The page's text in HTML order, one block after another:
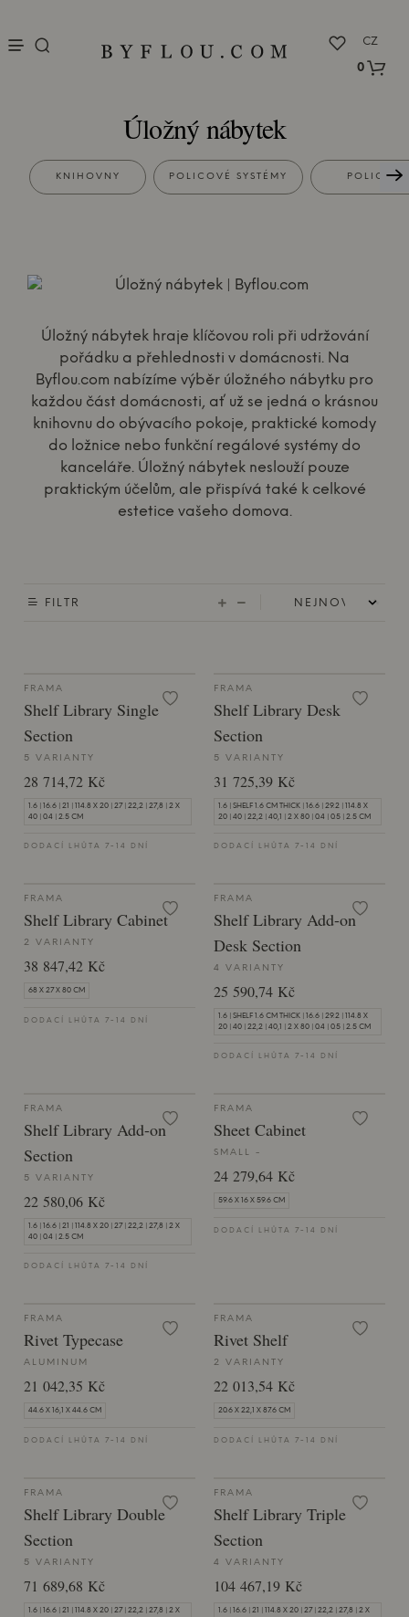
CZ
0
Úložný nábytek
KNIHOVNY POLICOVÉ SYSTÉMY POLICE
Úložný nábytek hraje klíčovou roli při udržování
pořádku a přehlednosti v domácnosti. Na
Byflou.com nabízíme výběr úložného nábytku pro
každou část domácnosti, ať už se jedná o krásnou
knihovnu do obývacího pokoje, praktické komody
do ložnice nebo funkční regálové systémy do
kanceláře. Úložný nábytek neslouží pouze
praktickým účelům, ale přispívá také k celkové
estetice vašeho domova.
FILTR
FRAMA
Shelf Library Single
Section
5 VARIANTY
28 714,72 Kč
1.6 | 16.6 | 21 | 114.8 X 20 | 27 | 22,2 | 27,8 | 2 X
40 | 0.4 | 2.5 CM
DODACÍ LHŮTA 7-14 DNÍ
FRAMA
Shelf Library Desk
Section
5 VARIANTY
31 725,39 Kč
1.6 | SHELF 1.6 CM THICK | 16.6 | 29.2 | 114.8 X
20 | 40 | 22,2 | 40,1 | 2 X 80 | 0.4 | 0.5 | 2.5 CM
DODACÍ LHŮTA 7-14 DNÍ
FRAMA
Shelf Library Cabinet
2 VARIANTY
38 847,42 Kč
68 X 27 X 80 CM
DODACÍ LHŮTA 7-14 DNÍ
FRAMA
Shelf Library Add-on
Desk Section
4 VARIANTY
25 590,74 Kč
1.6 | SHELF 1.6 CM THICK | 16.6 | 29.2 | 114.8 X
20 | 40 | 22,2 | 40,1 | 2 X 80 | 0.4 | 0.5 | 2.5 CM
DODACÍ LHŮTA 7-14 DNÍ
FRAMA
Shelf Library Add-on
Section
5 VARIANTY
22 580,06 Kč
1.6 | 16.6 | 21 | 114.8 X 20 | 27 | 22,2 | 27,8 | 2 X
40 | 0.4 | 2.5 CM
DODACÍ LHŮTA 7-14 DNÍ
FRAMA
Sheet Cabinet
SMALL -
24 279,64 Kč
59.6 X 16 X 59.6 CM
DODACÍ LHŮTA 7-14 DNÍ
FRAMA
Rivet Typecase
ALUMINUM
21 042,35 Kč
44.6 X 16,1 X 44.6 CM
DODACÍ LHŮTA 7-14 DNÍ
FRAMA
Rivet Shelf
2 VARIANTY
22 013,54 Kč
20.6 X 22,1 X 87.6 CM
DODACÍ LHŮTA 7-14 DNÍ
FRAMA
Shelf Library Double
Section
5 VARIANTY
71 689,68 Kč
1.6 | 16.6 | 21 | 114.8 X 20 | 27 | 22,2 | 27,8 | 2 X
FRAMA
Shelf Library Triple
Section
4 VARIANTY
104 467,19 Kč
1.6 | 16.6 | 21 | 114.8 X 20 | 27 | 22,2 | 27,8 | 2 X